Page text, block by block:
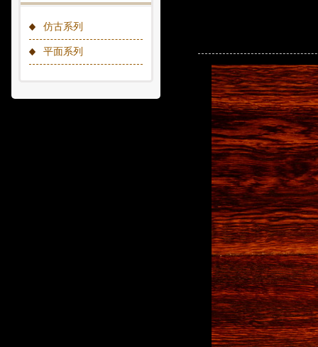
仿古系列
平面系列